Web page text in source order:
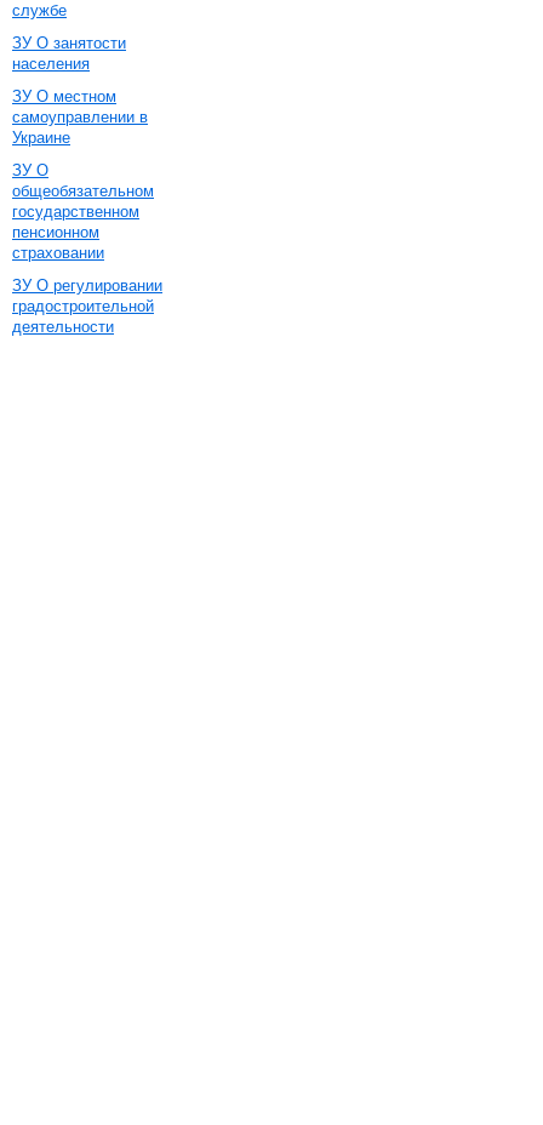
службе
ЗУ О занятости
населения
ЗУ О местном
самоуправлении в
Украине
ЗУ О
общеобязательном
государственном
пенсионном
страховании
ЗУ О регулировании
градостроительной
деятельности